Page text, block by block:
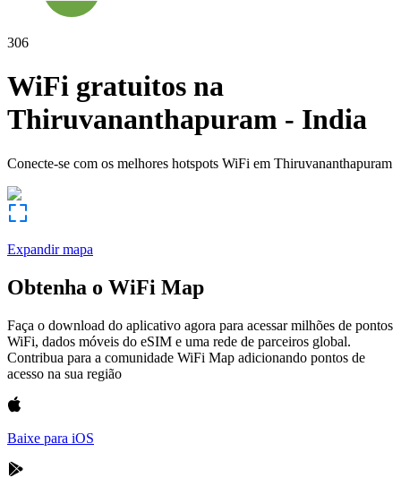
306
WiFi gratuitos na
Thiruvananthapuram - India
Conecte-se com os melhores hotspots WiFi em Thiruvananthapuram
Expandir mapa
Obtenha o WiFi Map
Faça o download do aplicativo agora para acessar milhões de pontos
WiFi, dados móveis do eSIM e uma rede de parceiros global.
Contribua para a comunidade WiFi Map adicionando pontos de
acesso na sua região
Baixe para iOS